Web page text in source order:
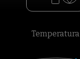
Temperatura